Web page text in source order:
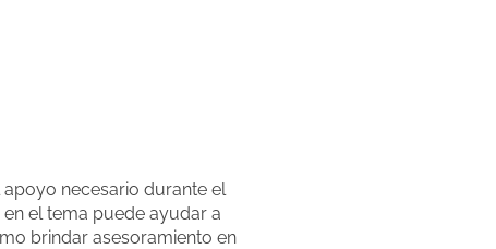
necesario durante el
el tema puede ayudar a
brindar asesoramiento en